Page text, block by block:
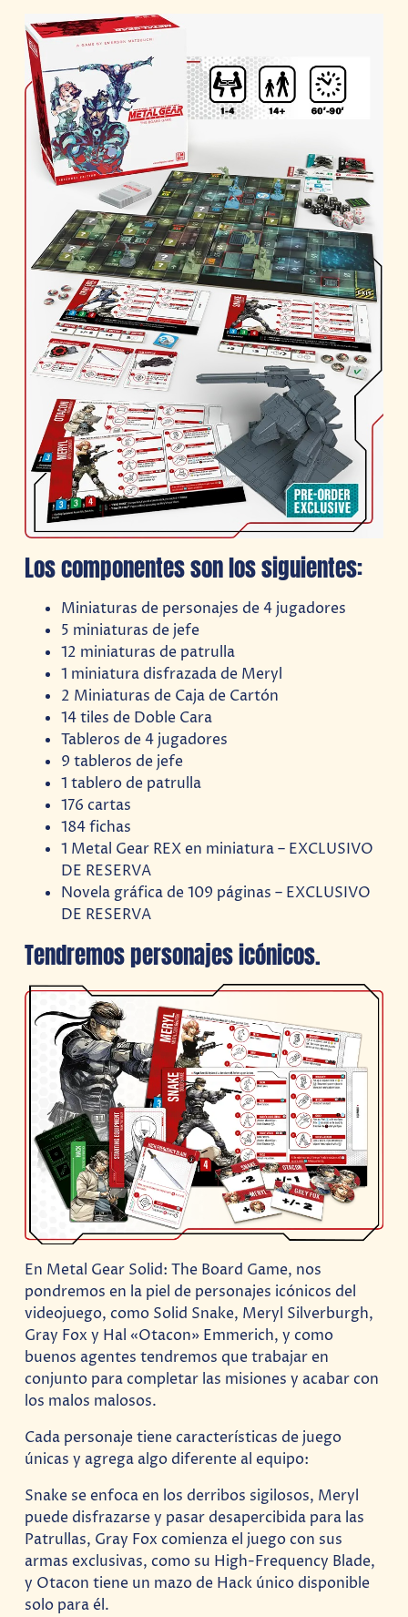
Los componentes son los siguientes:
Miniaturas de personajes de 4 jugadores
5 miniaturas de jefe
12 miniaturas de patrulla
1 miniatura disfrazada de Meryl
2 Miniaturas de Caja de Cartón
14 tiles de Doble Cara
Tableros de 4 jugadores
9 tableros de jefe
1 tablero de patrulla
176 cartas
184 fichas
1 Metal Gear REX en miniatura – EXCLUSIVO
DE RESERVA
Novela gráfica de 109 páginas – EXCLUSIVO
DE RESERVA
Tendremos personajes icónicos.
En Metal Gear Solid: The Board Game, nos
pondremos en la piel de personajes icónicos del
videojuego, como Solid Snake, Meryl Silverburgh,
Gray Fox y Hal «Otacon» Emmerich, y como
buenos agentes tendremos que trabajar en
conjunto para completar las misiones y acabar con
los malos malosos.
Cada personaje tiene características de juego
únicas y agrega algo diferente al equipo:
Snake se enfoca en los derribos sigilosos, Meryl
puede disfrazarse y pasar desapercibida para las
Patrullas, Gray Fox comienza el juego con sus
armas exclusivas, como su High-Frequency Blade,
y Otacon tiene un mazo de Hack único disponible
solo para él.